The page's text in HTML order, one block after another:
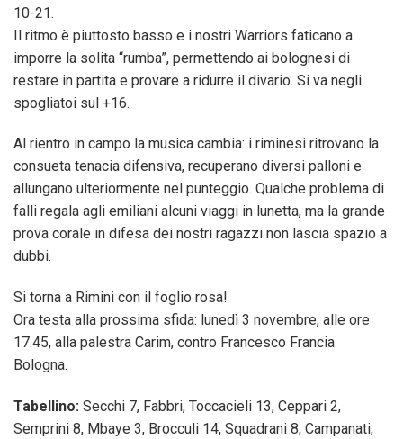
10-21.
Il ritmo è piuttosto basso e i nostri Warriors faticano a
imporre la solita “rumba”, permettendo ai bolognesi di
restare in partita e provare a ridurre il divario. Si va negli
spogliatoi sul +16.
Al rientro in campo la musica cambia: i riminesi ritrovano la
consueta tenacia difensiva, recuperano diversi palloni e
allungano ulteriormente nel punteggio. Qualche problema di
falli regala agli emiliani alcuni viaggi in lunetta, ma la grande
prova corale in difesa dei nostri ragazzi non lascia spazio a
dubbi.
Si torna a Rimini con il foglio rosa!
Ora testa alla prossima sfida: lunedì 3 novembre, alle ore
17.45, alla palestra Carim, contro Francesco Francia
Bologna.
Tabellino: Secchi 7, Fabbri, Toccacieli 13, Ceppari 2,
Semprini 8, Mbaye 3, Brocculi 14, Squadrani 8, Campanati,